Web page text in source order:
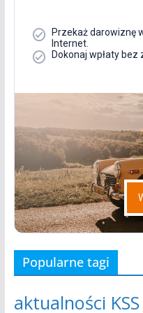
Popularne tagi
aktualności KSS